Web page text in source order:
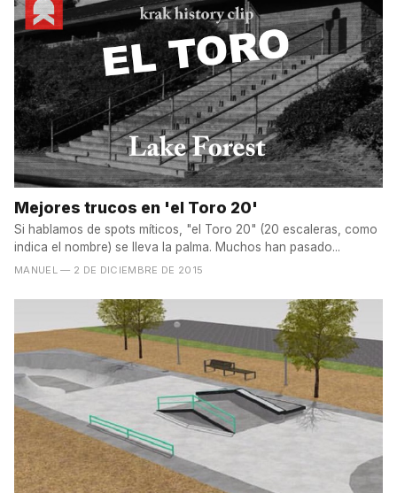
Mejores trucos en 'el Toro 20'
Si hablamos de spots míticos, "el Toro 20" (20 escaleras, como
indica el nombre) se lleva la palma. Muchos han pasado...
MANUEL — 2 DE DICIEMBRE DE 2015